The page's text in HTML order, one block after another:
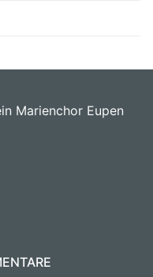
Marienchor Eupen